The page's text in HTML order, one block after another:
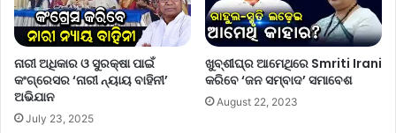
ନାରୀ ଅଧିକାର ଓ ସୁରକ୍ଷା ପାଇଁ
କଂଗ୍ରେସର ‘ନାରୀ ନ୍ୟାୟ ବାହିନୀ’
ଅଭିଯାନ
July 23, 2025
ଖୁବ୍‌ଶୀଘ୍ର ଆମେଥିରେ Smriti Irani
କରିବେ ‘ଜନ ସମ୍ବାଦ’ ସମାବେଶ
August 22, 2023